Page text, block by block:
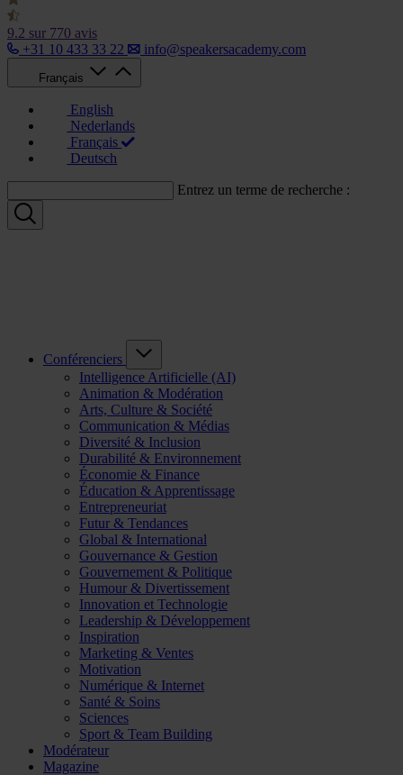
9.2 sur 770 avis
+31 10 433 33 22
info@speakersacademy.com
Français
English
Nederlands
Français
Deutsch
Entrez un terme de recherche :
Conférenciers
Intelligence Artificielle (AI)
Animation & Modération
Arts, Culture & Société
Communication & Médias
Diversité & Inclusion
Durabilité & Environnement
Économie & Finance
Éducation & Apprentissage
Entrepreneuriat
Futur & Tendances
Global & International
Gouvernance & Gestion
Gouvernement & Politique
Humour & Divertissement
Innovation et Technologie
Leadership & Développement
Inspiration
Marketing & Ventes
Motivation
Numérique & Internet
Santé & Soins
Sciences
Sport & Team Building
Modérateur
Magazine